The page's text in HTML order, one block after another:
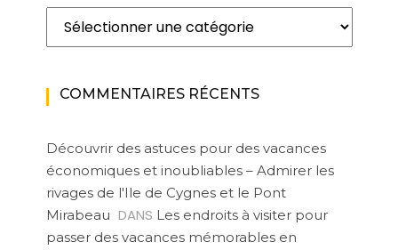
Catégories
COMMENTAIRES RÉCENTS
Découvrir des astuces pour des vacances
économiques et inoubliables – Admirer les
rivages de l'Ile de Cygnes et le Pont
Mirabeau DANS Les endroits à visiter pour
passer des vacances mémorables en